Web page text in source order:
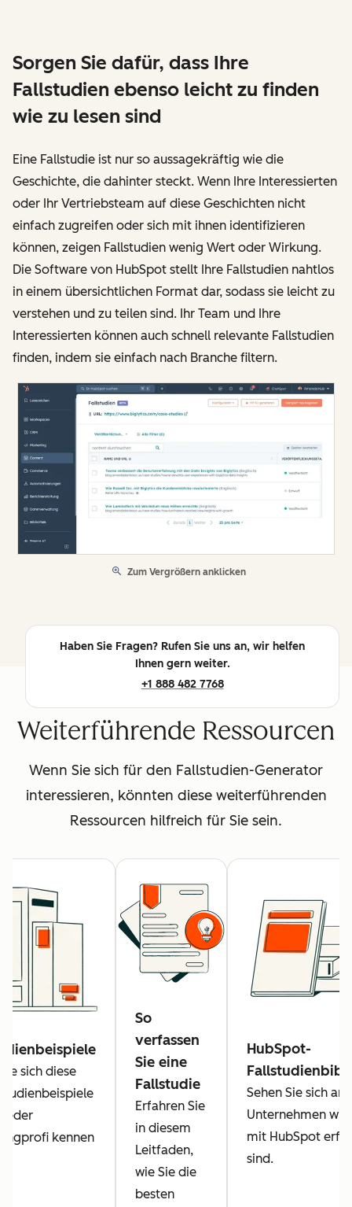
Sorgen Sie dafür, dass Ihre
Fallstudien ebenso leicht zu finden
wie zu lesen sind
Eine Fallstudie ist nur so aussagekräftig wie die
Geschichte, die dahinter steckt. Wenn Ihre Interessierten
oder Ihr Vertriebsteam auf diese Geschichten nicht
einfach zugreifen oder sich mit ihnen identifizieren
können, zeigen Fallstudien wenig Wert oder Wirkung.
Die Software von HubSpot stellt Ihre Fallstudien nahtlos
in einem übersichtlichen Format dar, sodass sie leicht zu
verstehen und zu teilen sind. Ihr Team und Ihre
Interessierten können auch schnell relevante Fallstudien
finden, indem sie einfach nach Branche filtern.
Zum Vergrößern anklicken
Haben Sie Fragen? Rufen Sie uns an, wir helfen
Ihnen gern weiter.
+1 888 482 7768
Weiterführende Ressourcen
Wenn Sie sich für den Fallstudien-Generator
interessieren, könnten diese weiterführenden
Ressourcen hilfreich für Sie sein.
sich diese
jeder
kennen
So
verfassen
Sie eine
Fallstudie
Erfahren Sie
in diesem
Leitfaden,
wie Sie die
besten
HubSpot-
Sehen Sie sich an,
Unternehmen wie
mit HubSpot
sind.